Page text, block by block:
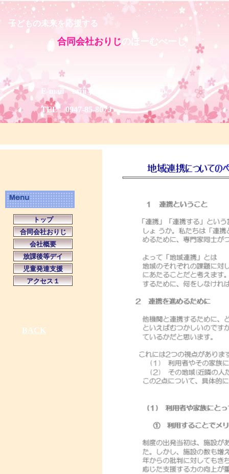
子どもの未来を応援する
合同会社おりじのほーむぺーじ
E-mail oriji-jidou@snow.ocn.ne.jp
TEL 0947-85-8075
トップ
合同会社おりじ
会社概要
放課後等デイ
児童発達支援
アクセス１
BACK